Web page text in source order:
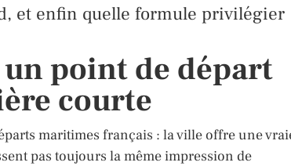
et enfin quelle formule privilégier
point de départ
courte
maritimes français : la ville offre une
pas toujours la même impression de